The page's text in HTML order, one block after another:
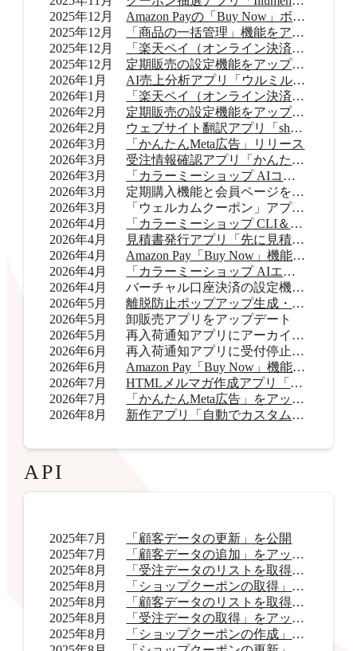
2025年12月
Amazon Payの「Buy Now」ボタンを提供開始
2025年12月
「商品の一括管理」機能をアップデート
2025年12月
「楽天ペイ（オンライン決済）」のバージョンアップ
2025年12月
定期販売の設定機能をアップデート
2026年1月
AI売上分析アプリ「ウルミル コンシェルジュ」リリース
2026年1月
「楽天ペイ（オンライン決済）」申込受付再開
2026年2月
定期販売の設定機能をアップデート
2026年2月
ウェブサイト翻訳アプリ「shutto翻訳」リリース
2026年3月
「かんたんMeta広告」リリース
2026年3月
受注情報確認アプリ「かんたん顧客対応」リリース
2026年3月
「カラーミーショップ AIコネクター」リリース
2026年3月
定期購入機能と会員ページをアップデート
2026年3月
「ウェルカムクーポン」アプリをアップデート
2026年4月
「カラーミーショップ CLI＆Skills」をリリース
2026年4月
見積書発行アプリ「先に見積くだサイ for カラーミーショップ」リリース
2026年4月
Amazon Pay「Buy Now」機能をアップデート
2026年4月
「カラーミーショップ AIエージェント」をリリース
2026年4月
バーチャル口座決済の設定機能をアップデート
2026年5月
離脱防止ポップアップ生成・表示アプリ「OneCatch」リリース
2026年5月
卸販売アプリをアップデート
2026年5月
再入荷通知アプリにアーカイブ機能を追加
2026年6月
再入荷通知アプリに受付停止表示機能を追加
2026年6月
Amazon Pay「Buy Now」機能をアップデート
2026年7月
HTMLメルマガ作成アプリ「AI HTMLメールマガジン」リリース
2026年7月
「かんたんMeta広告」をアップデート
2026年8月
新作アプリ「自動でカスタムラベル君」リリース
API
2025年7月
「顧客データの更新」を公開
2025年7月
「顧客データの追加」をアップデート
2025年8月
「受注データのリストを取得」をアップデート
2025年8月
「ショップクーポンの取得」をアップデート
2025年8月
「顧客データのリストを取得」をアップデート
2025年8月
「受注データの取得」をアップデート
2025年8月
「ショップクーポンの作成」を公開